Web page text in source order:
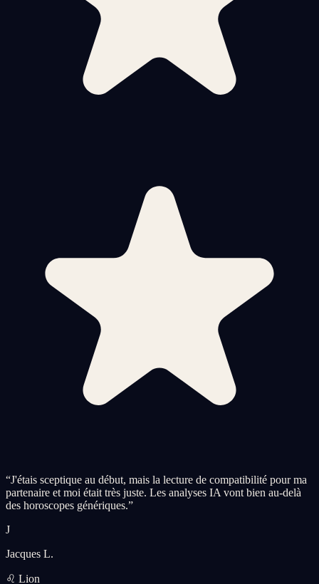
“J'étais sceptique au début, mais la lecture de compatibilité pour ma
partenaire et moi était très juste. Les analyses IA vont bien au-delà
des horoscopes génériques.”
J
Jacques L.
♌ Lion